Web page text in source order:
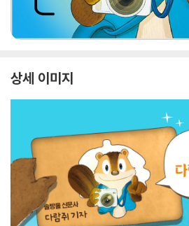
상세 이미지